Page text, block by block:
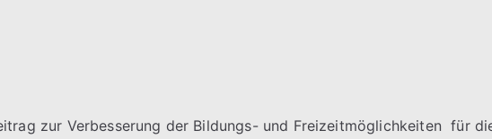
zur Verbesserung der Bildungs- und Freizeitmöglichkeiten für